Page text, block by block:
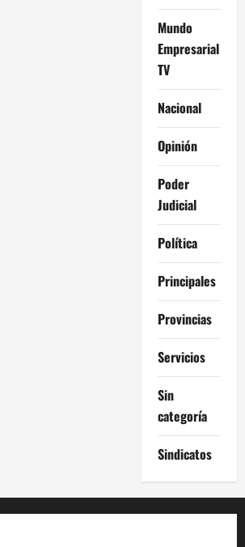
Mundo
Empresarial
TV
Nacional
Opinión
Poder
Judicial
Política
Principales
Provincias
Servicios
Sin
categoría
Sindicatos